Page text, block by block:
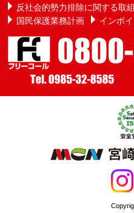
反社会的勢力排除に関する取
国民保護業務計画
インボ